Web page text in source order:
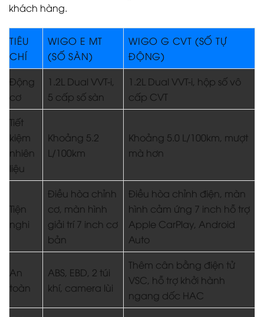
khách hàng.
TIÊU
CHÍ
WIGO E MT
(SỐ SÀN)
WIGO G CVT (SỐ TỰ
ĐỘNG)
Động
cơ
1.2L Dual VVT-i,
5 cấp số sàn
1.2L Dual VVT-i, hộp số vô
cấp CVT
Tiết
kiệm
nhiên
liệu
Khoảng 5.2
L/100km
Khoảng 5.0 L/100km, mượt
mà hơn
Tiện
nghi
Điều hòa chỉnh
cơ, màn hình
giải trí 7 inch cơ
bản
Điều hòa chỉnh điện, màn
hình cảm ứng 7 inch hỗ trợ
Apple CarPlay, Android
Auto
An
toàn
ABS, EBD, 2 túi
khí, camera lùi
Thêm cân bằng điện tử
VSC, hỗ trợ khởi hành
ngang dốc HAC